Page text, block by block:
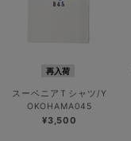
再入荷
スーベニアＴシャツ/Y
OKOHAMA045
¥3,500